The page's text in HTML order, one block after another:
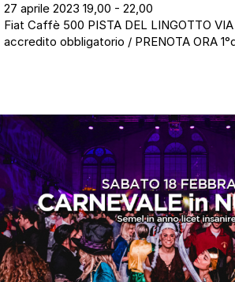
27 aprile 2023 19,00 - 22,00
Fiat Caffè 500 PISTA DEL LINGOTTO
accredito obbligatorio / PRENOTA ORA